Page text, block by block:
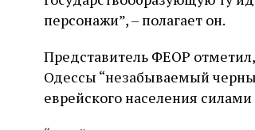
персонажи”, – полагает он.
Представитель ФЕОР
Одессы “незабываемый
еврейского населения